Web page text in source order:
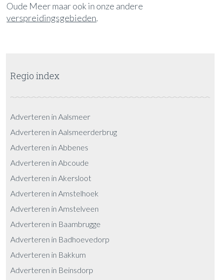
Oude Meer maar ook in onze andere
verspreidingsgebieden.
Regio index
Adverteren in Aalsmeer
Adverteren in Aalsmeerderbrug
Adverteren in Abbenes
Adverteren in Abcoude
Adverteren in Akersloot
Adverteren in Amstelhoek
Adverteren in Amstelveen
Adverteren in Baambrugge
Adverteren in Badhoevedorp
Adverteren in Bakkum
Adverteren in Beinsdorp